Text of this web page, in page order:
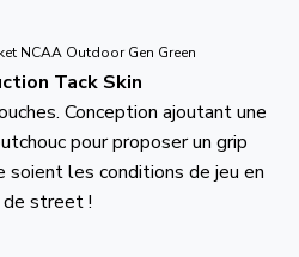
Tack Skin
Conception ajoutant une
pour proposer un grip
les conditions de jeu en
de street !